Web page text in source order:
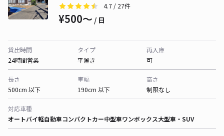
4.7 / 27件
¥500〜 / 日
貸出時間
24時間営業
タイプ
平置き
再入庫
可
長さ
500cm 以下
車幅
190cm 以下
高さ
制限なし
対応車種
オートバイ軽自動車コンパクトカー中型車ワンボックス大型車・SUV